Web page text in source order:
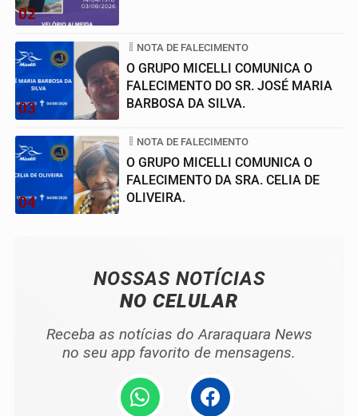
02
03
NOTA DE FALECIMENTO
O GRUPO MICELLI COMUNICA O
FALECIMENTO DO SR. JOSÉ MARIA
BARBOSA DA SILVA.
04
NOTA DE FALECIMENTO
O GRUPO MICELLI COMUNICA O
FALECIMENTO DA SRA. CELIA DE
OLIVEIRA.
NOSSAS NOTÍCIAS
NO CELULAR
Receba as notícias do Araraquara News
no seu app favorito de mensagens.